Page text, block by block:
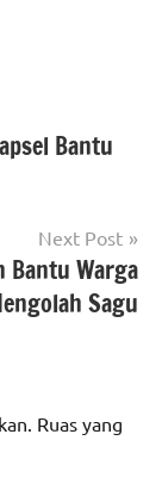
Bantu
Next Post
Bantu Warga
Sagu
Ruas yang